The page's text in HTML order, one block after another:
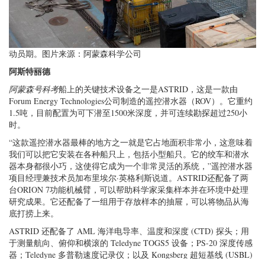
动员期。图片来源：阿蒙森科学公司
阿斯特丽德
阿蒙森号科考船上的关键技术设备之一是ASTRID，这是一款由
Forum Energy Technologies公司制造的遥控潜水器（ROV）。它重约
1.5吨，目前配置为可下潜至1500米深度，并可连续勘探超过250小
时。
“这款遥控潜水器最棒的地方之一就是它占地面积非常小，这意味着
我们可以把它安装在各种船只上，包括小型船只。它的绞车和潜水
器本身都很小巧，这使得它成为一个非常灵活的系统，”遥控潜水器
项目经理兼技术员加布里埃尔·英格利斯说道。ASTRID还配备了两
台ORION 7功能机械臂，可以帮助科学家采集样本并在环境中处理
研究成果。它还配备了一组用于存放样本的抽屉，可以将物品从海
底打捞上来。
ASTRID 还配备了 AML 海洋电导率、温度和深度 (CTD) 探头；用
于测量航向、俯仰和横滚的 Teledyne TOGS5 设备；PS-20 深度传感
器；Teledyne 多普勒速度记录仪；以及 Kongsberg 超短基线 (USBL)